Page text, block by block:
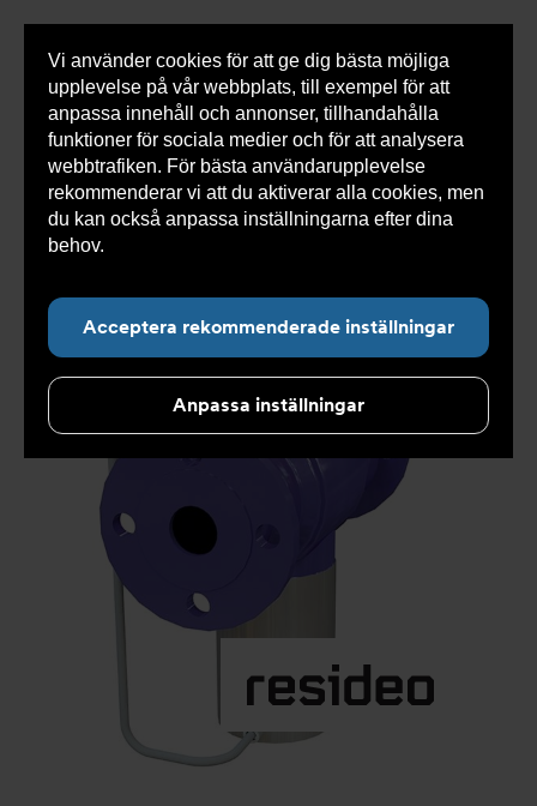
Vi använder cookies för att ge dig bästa möjliga
upplevelse på vår webbplats, till exempel för att
anpassa innehåll och annonser, tillhandahålla
funktioner för sociala medier och för att analysera
webbtrafiken. För bästa användarupplevelse
rekommenderar vi att du aktiverar alla cookies, men
du kan också anpassa inställningarna efter dina
behov.
Acceptera rekommenderade inställningar
Anpassa inställningar
0 varorSnabborder
Du
här:
Armatec > Produkter > Återströmning
>
Återströmningsskydd
> Vätskekategori 4
>
Skyddsdon AT 1167B
> Återströmningsskydd AT 1167B65